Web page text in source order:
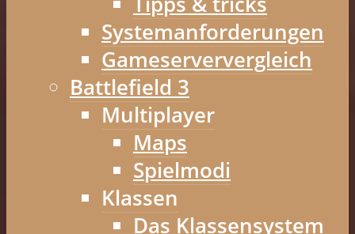
Systemanforderungen
Gameserververgleich
Battlefield 3
Multiplayer
Maps
Spielmodi
Klassen
Das Klassensystem